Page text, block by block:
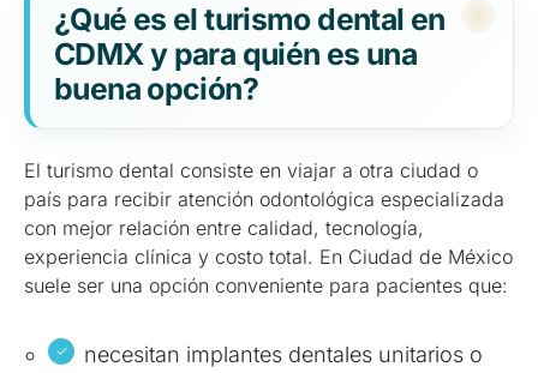
¿Qué es el turismo dental en
CDMX y para quién es una
buena opción?
El turismo dental consiste en viajar a otra ciudad o
país para recibir atención odontológica especializada
con mejor relación entre calidad, tecnología,
experiencia clínica y costo total. En Ciudad de México
suele ser una opción conveniente para pacientes que:
necesitan implantes dentales unitarios o